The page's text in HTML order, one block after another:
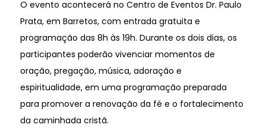
O evento acontecerá no Centro de Eventos Dr. Paulo
Prata, em Barretos, com entrada gratuita e
programação das 8h às 19h. Durante os dois dias, os
participantes poderão vivenciar momentos de
oração, pregação, música, adoração e
espiritualidade, em uma programação preparada
para promover a renovação da fé e o fortalecimento
da caminhada cristã.